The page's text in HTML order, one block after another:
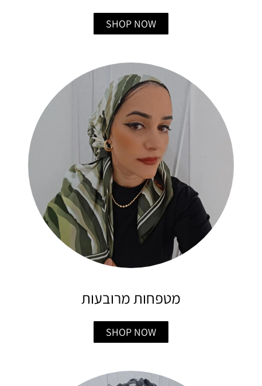
SHOP NOW
מטפחות מרובעות
SHOP NOW